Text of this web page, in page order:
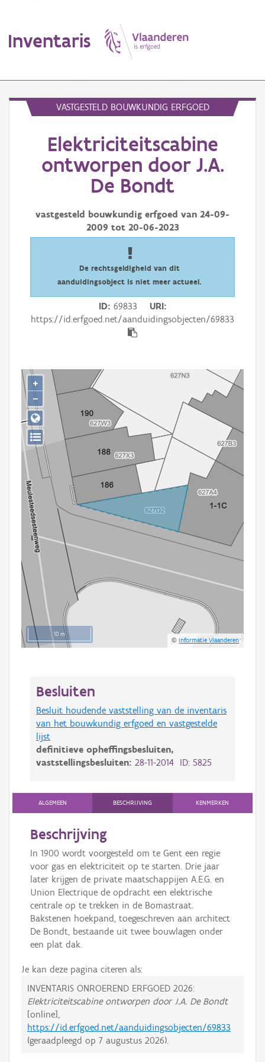
Inventaris
Erfgoedobject
Aanduidingsobject
Persoon of collectief
Downloads
Hergebruik
VASTGESTELD BOUWKUNDIG ERFGOED
Elektriciteitscabine
ontworpen door J.A.
De Bondt
vastgesteld bouwkundig erfgoed van 24-09-
2009 tot 20-06-2023
De rechtsgeldigheid van dit
aanduidingsobject is niet meer actueel.
ID 69833
URI
https://id.erfgoed.net/aanduidingsobjecten/69833
10 m
©Informatie Vlaanderen
+
−
Besluiten
Besluit houdende vaststelling van de inventaris
van het bouwkundig erfgoed en vastgestelde
lijst
definitieve opheffingsbesluiten,
vaststellingsbesluiten: 28-11-2014 ID: 5825
ALGEMEEN BESCHRIJVING KENMERKEN
Beschrijving
In 1900 wordt voorgesteld om te Gent een regie
voor gas en elektriciteit op te starten. Drie jaar
later krijgen de private maatschappijen A.E.G. en
Union Electrique de opdracht een elektrische
centrale op te trekken in de Bomastraat.
Bakstenen hoekpand, toegeschreven aan architect
De Bondt, bestaande uit twee bouwlagen onder
een plat dak.
Je kan deze pagina citeren als:
INVENTARIS ONROEREND ERFGOED 2026:
Elektriciteitscabine ontworpen door J.A. De Bondt
[online],
https://id.erfgoed.net/aanduidingsobjecten/69833
(geraadpleegd op 7 augustus 2026).